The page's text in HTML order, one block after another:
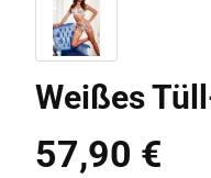
Weißes
Regulärer Preis:
57,90 €